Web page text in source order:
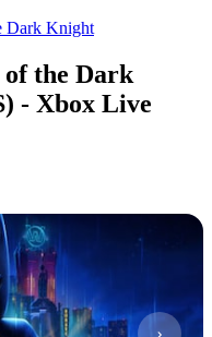
Dark Knight
the Dark
- Xbox Live